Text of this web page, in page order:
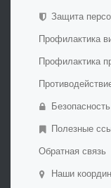
Защита
Профилактика
Профилактика
Полезные
Обратная связь
Наши